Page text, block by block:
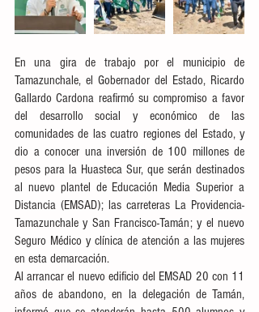
En una gira de trabajo por el municipio de
Tamazunchale, el Gobernador del Estado, Ricardo
Gallardo Cardona reafirmó su compromiso a favor
del desarrollo social y económico de las
comunidades de las cuatro regiones del Estado, y
dio a conocer una inversión de 100 millones de
pesos para la Huasteca Sur, que serán destinados
al nuevo plantel de Educación Media Superior a
Distancia (EMSAD); las carreteras La Providencia-
Tamazunchale y San Francisco-Tamán; y el nuevo
Seguro Médico y clínica de atención a las mujeres
en esta demarcación.
Al arrancar el nuevo edificio del EMSAD 20 con 11
años de abandono, en la delegación de Tamán,